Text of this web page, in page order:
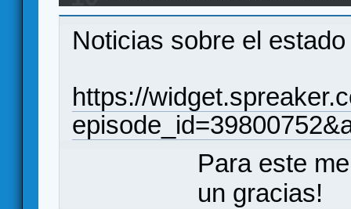
Noticias sobre el
https://
Para este
un gracias!